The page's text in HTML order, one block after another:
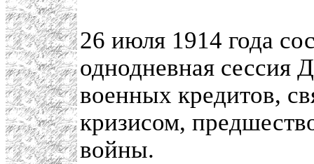
26 июля 1914 года
однодневная
военных кредитов,
кризисом,
войны.